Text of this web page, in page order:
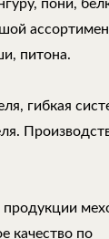
пони,
питона.
гибкая
продукции
качество по